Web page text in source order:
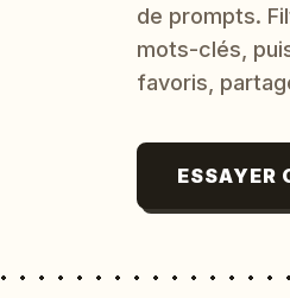
de prompts.
mots-clés,
favoris,
ESSAYER